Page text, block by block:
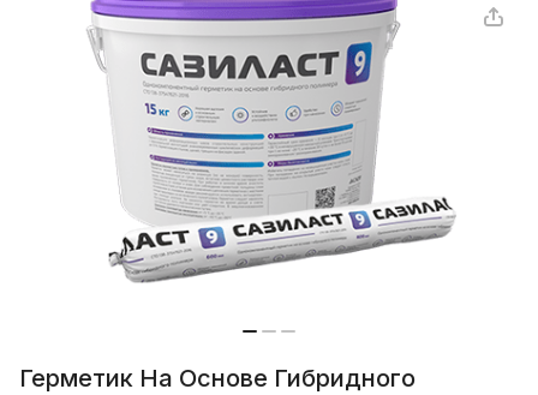
Герметик На Основе Гибридного